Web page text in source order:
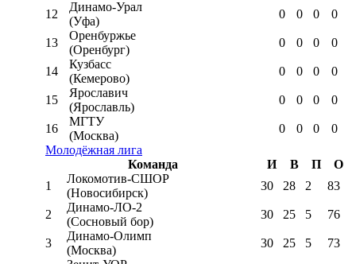
12
Динамо-Урал
(Уфа)
0 0 0 0
13
Оренбуржье
(Оренбург)
0 0 0 0
14
Кузбасс
(Кемерово)
0 0 0 0
15
Ярославич
(Ярославль)
0 0 0 0
16
МГТУ
(Москва)
0 0 0
0
Молодёжная лига
Команда
И В П
О
1
Локомотив-CШОР
(Новосибирск)
30 28 2 83
2
Динамо-ЛО-2
(Сосновый бор)
30 25 5 76
3
Динамо-Олимп
(Москва)
30 25 5 73